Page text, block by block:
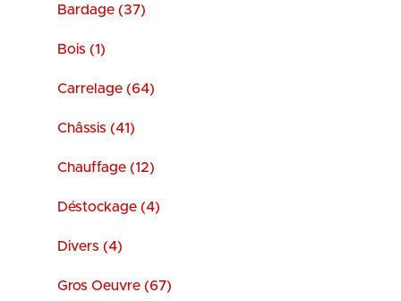
Bardage (37)
Bois (1)
Carrelage (64)
Châssis (41)
Chauffage (12)
Déstockage (4)
Divers (4)
Gros Oeuvre (67)